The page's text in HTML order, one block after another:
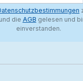
die AGB gelesen und
einverstanden.